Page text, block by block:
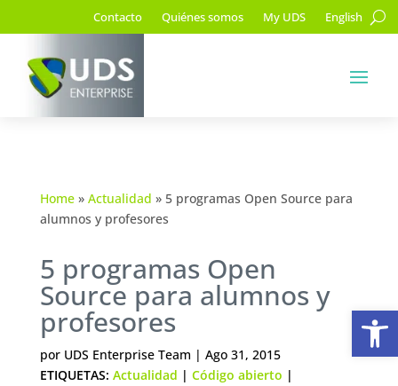
Contacto Quiénes somos My UDS English
Home» Actualidad » 5 programas Open Source para
alumnos y profesores
5 programas Open
Source para alumnos y
profesores
por UDS Enterprise Team | Ago 31, 2015
ETIQUETAS: Actualidad | Código abierto |